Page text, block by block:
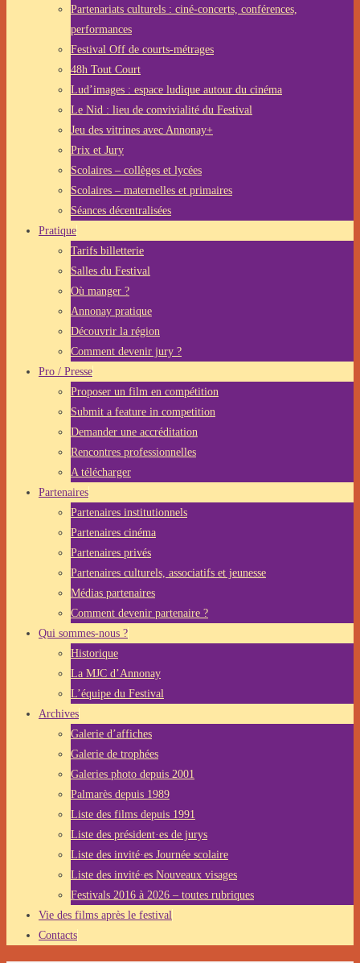
Partenariats culturels : ciné-concerts, conférences,
performances
Festival Off de courts-métrages
48h Tout Court
Lud’images : espace ludique autour du cinéma
Le Nid : lieu de convivialité du Festival
Jeu des vitrines avec Annonay+
Prix et Jury
Scolaires – collèges et lycées
Scolaires – maternelles et primaires
Séances décentralisées
Pratique
Tarifs billetterie
Salles du Festival
Où manger ?
Annonay pratique
Découvrir la région
Comment devenir jury ?
Pro / Presse
Proposer un film en compétition
Submit a feature in competition
Demander une accréditation
Rencontres professionnelles
A télécharger
Partenaires
Partenaires institutionnels
Partenaires cinéma
Partenaires privés
Partenaires culturels, associatifs et jeunesse
Médias partenaires
Comment devenir partenaire ?
Qui sommes-nous ?
Historique
La MJC d’Annonay
L’équipe du Festival
Archives
Galerie d’affiches
Galerie de trophées
Galeries photo depuis 2001
Palmarès depuis 1989
Liste des films depuis 1991
Liste des président·es de jurys
Liste des invité·es Journée scolaire
Liste des invité·es Nouveaux visages
Festivals 2016 à 2026 – toutes rubriques
Vie des films après le festival
Contacts